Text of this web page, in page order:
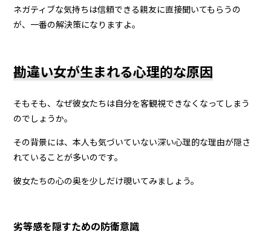
ネガティブな気持ちは信頼できる親友に直接聞いてもらうの
が、一番の解決策になりますよ。
勘違い女が生まれる心理的な原因
そもそも、なぜ彼女たちは自分を客観視できなくなってしまう
のでしょうか。
その背景には、本人も気づいていない深い心理的な理由が隠さ
れていることが多いのです。
彼女たちの心の奥を少しだけ覗いてみましょう。
劣等感を隠すための防衛意識